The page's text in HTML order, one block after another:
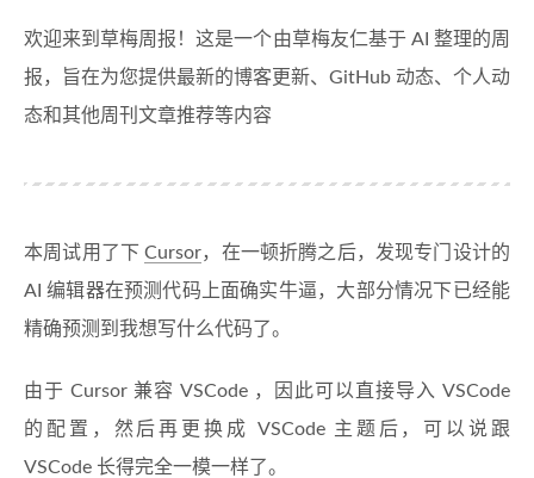
欢迎来到草梅周报！这是一个由草梅友仁基于 AI 整理的周
报，旨在为您提供最新的博客更新、GitHub 动态、个人动
态和其他周刊文章推荐等内容
本周试用了下Cursor，在一顿折腾之后，发现专门设计的
AI 编辑器在预测代码上面确实牛逼，大部分情况下已经能
精确预测到我想写什么代码了。
由于 Cursor 兼容 VSCode ，因此可以直接导入 VSCode
的配置，然后再更换成 VSCode 主题后，可以说跟
VSCode 长得完全一模一样了。